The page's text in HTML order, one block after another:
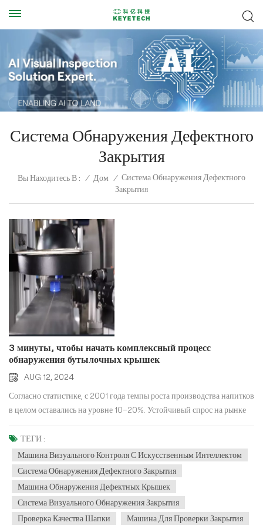
Система Обнаружения Дефектного
Закрытия
Вы Находитесь В : / Дом / Система Обнаружения Дефектного
Закрытия
3 минуты, чтобы начать комплексный процесс
обнаружения бутылочных крышек
AUG 12, 2024
Согласно статистике, с 2001 года темпы роста производства напитков
в целом оставались на уровне 10–20%. Устойчивый спрос на рынке
напитков принес значительную выгоду индустрии крышек для
бутылок. Согласно отчету Market Research Future, ожидается, что к
2030 году, с 2022 по 2030 год, мировой рынок ограничений и
закрытий достигнет примерно 91,7189 миллиарда долларов. Для
многих компаний, производящих крышки для бутылок,
сталкивающихся с таким обширным рынком, производственные
линии постепенно развиваются в сторону цифровизации и
информатизации. Среди этих разработок интеллектуальное
ТЕГИ :
Машина Визуального Контроля С Искусственным Интеллектом
Система Обнаружения Дефектного Закрытия
Машина Обнаружения Дефектных Крышек
Система Визуального Обнаружения Закрытия
Проверка Качества Шапки
Машина Для Проверки Закрытия